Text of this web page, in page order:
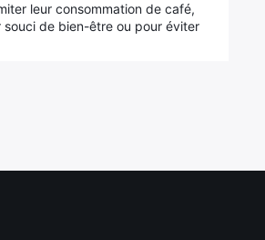
leur consommation de café,
souci de bien-être ou pour éviter